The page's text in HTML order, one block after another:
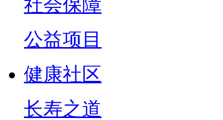
社会保障
公益项目
健康社区
长寿之道